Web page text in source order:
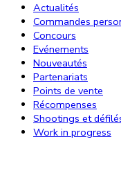
Actualités
Commandes
Concours
Evénements
Nouveautés
Partenariats
Points de vente
Récompenses
Shootings et
Work in progress